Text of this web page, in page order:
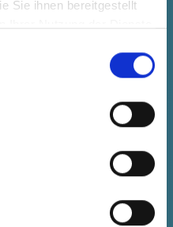
Sie ihnen bereitgestellt